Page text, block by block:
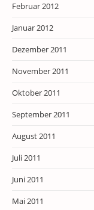
Februar 2012
Januar 2012
Dezember 2011
November 2011
Oktober 2011
September 2011
August 2011
Juli 2011
Juni 2011
Mai 2011